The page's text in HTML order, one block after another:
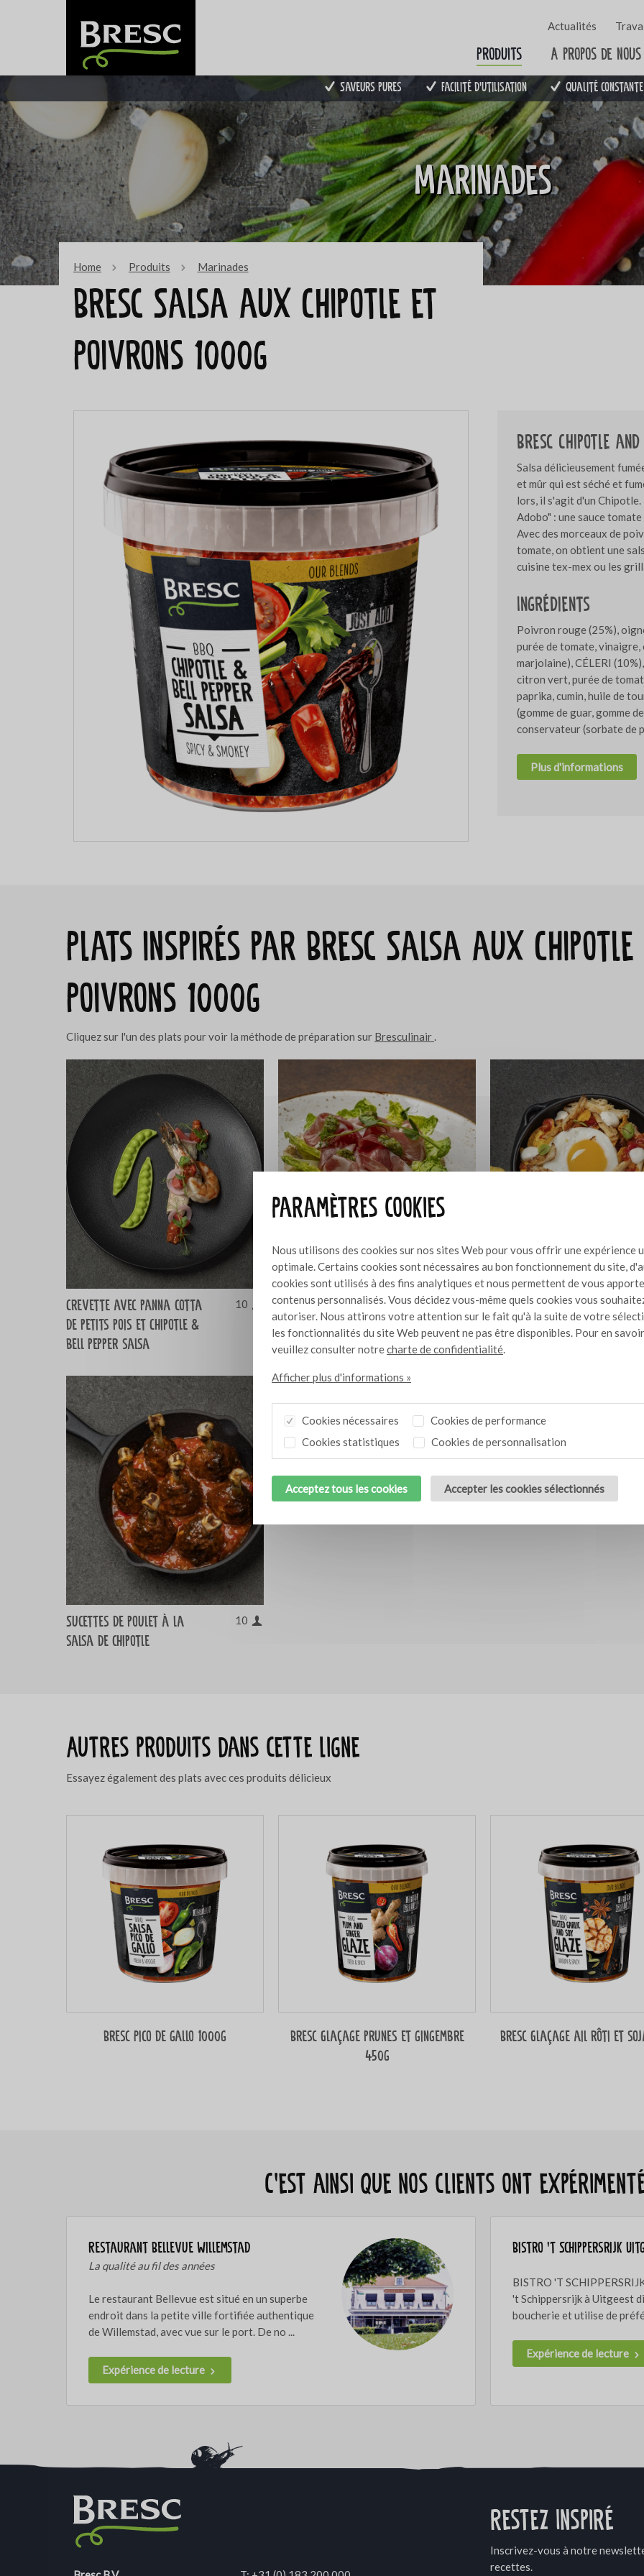
Paramètres cookies
Nous utilisons des cookies sur nos sites Web pour vous offrir une expérience
optimale. Certains cookies sont nécessaires au bon fonctionnement du site,
cookies sont utilisés à des fins analytiques et nous permettent de vous
contenus personnalisés. Vous décidez vous-même quels cookies vous
autoriser. Nous attirons votre attention sur le fait qu'à la suite de votre
les fonctionnalités du site Web peuvent ne pas être disponibles. Pour en
veuillez consulter notrecharte de confidentialité.
Afficher plus d'informations »
Cookies nécessaires
Cookies de performance
Cookies statistiques
Cookies de personnalisation
Acceptez tous les cookies Accepter les cookies sélectionnés
Actualités
Produits A propos de nous
Saveurs pures Facilité d'utilisation Qualité constante
Marinades
Home Produits Marinades
Bresc Salsa aux Chipotle et
Poivrons 1000g
Bresc Chipotle
Salsa délicieusement
et mûr qui est séché et
lors, il s'agit d'un
Adobo" : une sauce
Avec des morceaux de
tomate, on obtient une
cuisine tex-mex ou les
Ingrédients
Poivron rouge (25%),
purée de tomate, vinaigre,
marjolaine), CÉLERI
citron vert, purée de
paprika, cumin, huile de
(gomme de guar, gomme
conservateur (sorbate de
Plus d'informations
Plats inspirés par Bresc Salsa aux
Poivrons 1000g
Cliquez sur l'un des plats pour voir la méthode de préparation sur Bresculinair .
Crevette avec panna cotta
de petits pois et Chipotle &
bell pepper salsa
10
Sandwich de Ribeye Fumé avec
Bresc Pesto di Basilico et
Salsa Chipotle –
10 Chilaquiles fumés
Sucettes de poulet à la
salsa de chipotle
10
Autres produits dans cette ligne
Essayez également des plats avec ces produits délicieux
Bresc Pico de gallo 1000g
Bresc Glaçage prunes et gingembre
450g
Bresc Glaçage ail rôti et
C’est ainsi que nos clients ont
Restaurant Bellevue Willemstad
La qualité au fil des années
Le restaurant Bellevue est situé en un superbe
endroit dans la petite ville fortifiée authentique
de Willemstad, avec vue sur le port. De no ...
Expérience de lecture
Bistro 't Schippersrijk
BISTRO 'T
't Schippersrijk à Uitgeest
boucherie et utilise de
Expérience de lecture
Restez Inspiré
Inscrivez-vous à notre
recettes.